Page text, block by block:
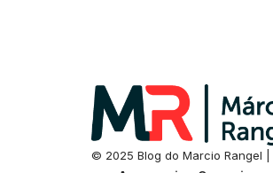
© 2025 Blog do Marcio Rangel |